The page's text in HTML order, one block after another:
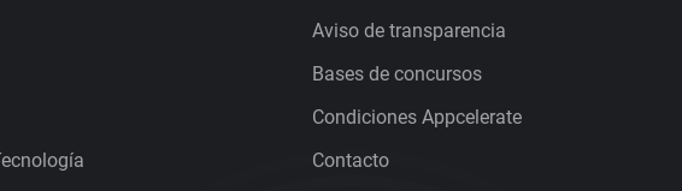
Aviso de transparencia
Bases de concursos
Condiciones Appcelerate
Contacto